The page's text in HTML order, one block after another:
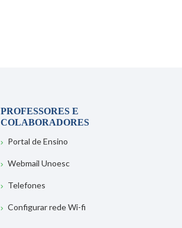
PROFESSORES E
COLABORADORES
Portal de Ensino
Webmail Unoesc
Telefones
Configurar rede Wi-fi